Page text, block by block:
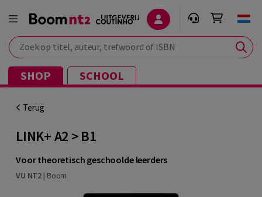
Zoek op titel, auteur, trefwoord of ISBN
SHOP SCHOOL
Terug
LINK+ A2 > B1
Voor theoretisch geschoolde leerders
VU NT2 | Boom